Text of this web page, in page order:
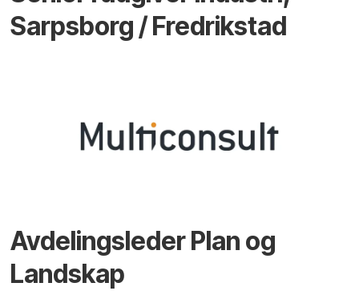
Sarpsborg / Fredrikstad
Avdelingsleder Plan og
Landskap